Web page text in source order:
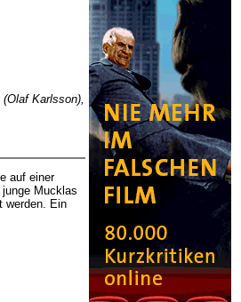
Karlsson),
auf einer
Mucklas
werden. Ein